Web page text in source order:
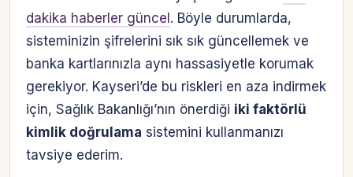
dakika haberler güncel . Böyle durumlarda,
sisteminizin şifrelerini sık sık güncellemek ve
banka kartlarınızla aynı hassasiyetle korumak
gerekiyor. Kayseri’de bu riskleri en aza indirmek
için, Sağlık Bakanlığı’nın önerdiği iki faktörlü
kimlik doğrulama sistemini kullanmanızı
tavsiye ederim.